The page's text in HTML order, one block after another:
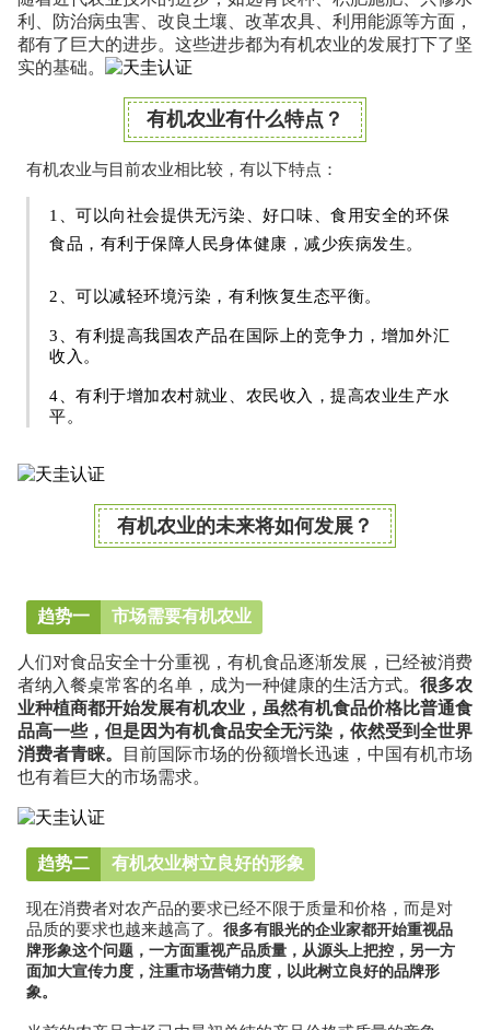
利、防治病虫害、改良土壤、改革农具、利用能源等方面，
都有了巨大的进步。这些进步都为有机农业的发展打下了坚
实的基础。
有机农业有什么特点？
有机农业与目前农业相比较，有以下特点：
1、可以向社会提供无污染、好口味、食用安全的环保
食品，有利于保障人民身体健康，减少疾病发生。
2、可以减轻环境污染，有利恢复生态平衡。
3、有利提高我国农产品在国际上的竞争力，增加外汇
收入。
4、有利于增加农村就业、农民收入，提高农业生产水
平。
有机农业的未来将如何发展？
趋势一 市场需要有机农业
人们对食品安全十分重视，有机食品逐渐发展，已经被消费
者纳入餐桌常客的名单，成为一种健康的生活方式。 很多农
业种植商都开始发展有机农业，虽然有机食品价格比普通食
品高一些，但是因为有机食品安全无污染，依然受到全世界
消费者青睐。
目前国际市场的份额增长迅速，中国有机市场
也有着巨大的市场需求。
趋势二 有机农业树立良好的形象
现在消费者对农产品的要求已经不限于质量和价格，而是对
品质的要求也越来越高了。 很多有眼光的企业家都开始重视品
牌形象这个问题，一方面重视产品质量，从源头上把控，另一方
面加大宣传力度，注重市场营销力度，以此树立良好的品牌形
象。